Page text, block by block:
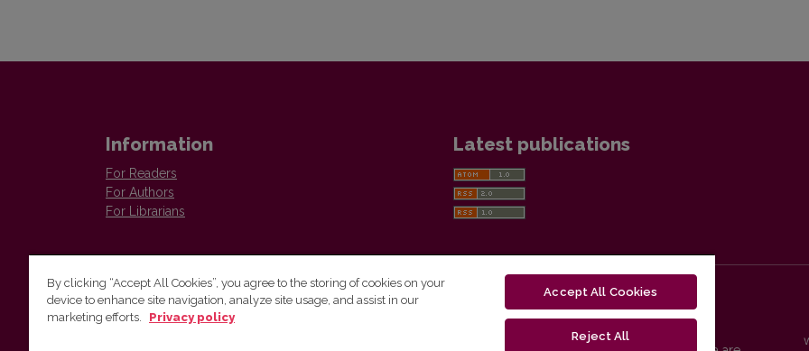
Information
For Readers
For Authors
For Librarians
Latest publications
The Institute of Lithuanian Literature and Folklore /
By clicking “Accept All Cookies”, you agree to the storing of cookies on your
device to enhance site navigation, analyze site usage, and assist in our
marketing efforts.
Privacy policy
Accept All Cookies
Reject All